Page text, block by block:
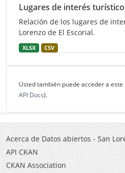
Lugares de interés turístico
Relación de los lugares de
Lorenzo de El Escorial.
XLSX CSV
Usted también puede acceder a
API Docs).
Acerca de Datos abiertos - San
API CKAN
CKAN Association